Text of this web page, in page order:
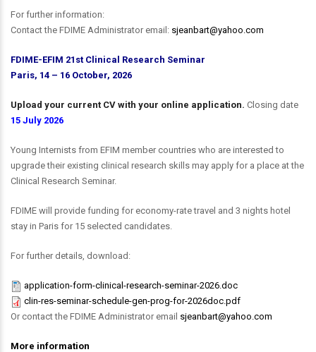
For further information:
Contact the FDIME Administrator email: sjeanbart@yahoo.com
FDIME-EFIM 21st Clinical Research Seminar
Paris, 14 – 16 October, 2026
Upload your current CV with your online application. Closing date
15 July 2026
Young Internists from EFIM member countries who are interested to
upgrade their existing clinical research skills may apply for a place at the
Clinical Research Seminar.
FDIME will provide funding for economy-rate travel and 3 nights hotel
stay in Paris for 15 selected candidates.
For further details, download:
application-form-clinical-research-seminar-2026.doc
clin-res-seminar-schedule-gen-prog-for-2026doc.pdf
Or contact the FDIME Administrator email sjeanbart@yahoo.com
More information